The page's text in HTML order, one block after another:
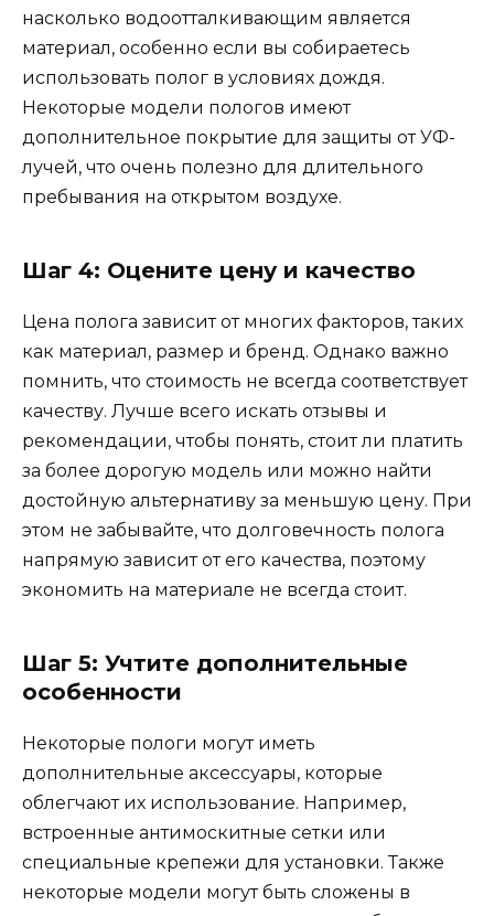
насколько водоотталкивающим является
материал, особенно если вы собираетесь
использовать полог в условиях дождя.
Некоторые модели пологов имеют
дополнительное покрытие для защиты от УФ-
лучей, что очень полезно для длительного
пребывания на открытом воздухе.
Шаг 4: Оцените цену и качество
Цена полога зависит от многих факторов, таких
как материал, размер и бренд. Однако важно
помнить, что стоимость не всегда соответствует
качеству. Лучше всего искать отзывы и
рекомендации, чтобы понять, стоит ли платить
за более дорогую модель или можно найти
достойную альтернативу за меньшую цену. При
этом не забывайте, что долговечность полога
напрямую зависит от его качества, поэтому
экономить на материале не всегда стоит.
Шаг 5: Учтите дополнительные
особенности
Некоторые пологи могут иметь
дополнительные аксессуары, которые
облегчают их использование. Например,
встроенные антимоскитные сетки или
специальные крепежи для установки. Также
некоторые модели могут быть сложены в